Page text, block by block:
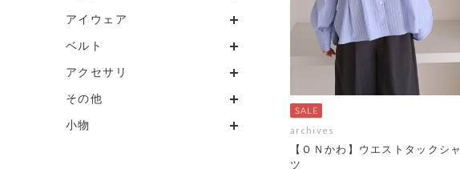
アイウェア
ベルト
アクセサリ
その他
小物
archives
【ＯＮかわ】ウエストタックシャ
ツ